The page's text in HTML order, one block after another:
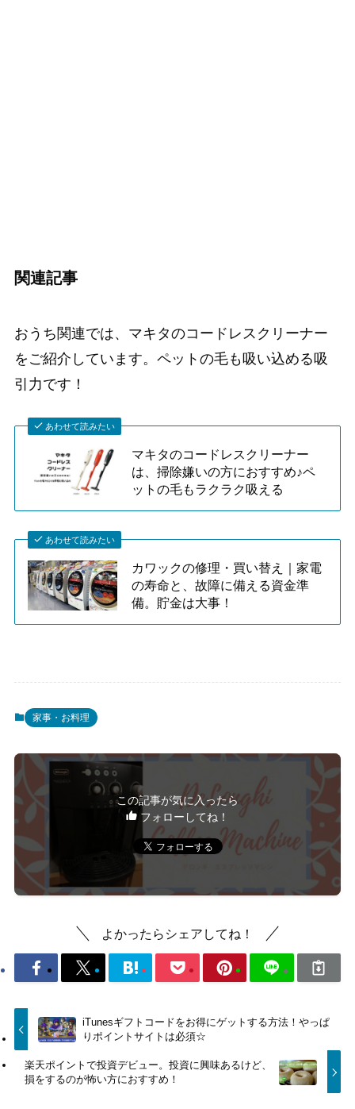
関連記事
おうち関連では、マキタのコードレスクリーナー
をご紹介しています。ペットの毛も吸い込める吸
引力です！
あわせて読みたい
マキタのコードレスクリーナー
は、掃除嫌いの方におすすめ♪ペ
ットの毛もラクラク吸える
あわせて読みたい
カワックの修理・買い替え｜家電
の寿命と、故障に備える資金準
備。貯金は大事！
家事・お料理
この記事が気に入ったら
フォローしてね！
よかったらシェアしてね！
iTunesギフトコードをお得にゲットする方法！やっぱ
りポイントサイトは必須☆
楽天ポイントで投資デビュー。投資に興味あるけど、
損をするのが怖い方におすすめ！